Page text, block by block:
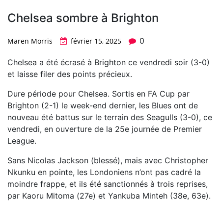
Chelsea sombre à Brighton
Maren Morris février 15, 2025 0
Chelsea a été écrasé à Brighton ce vendredi soir (3-0)
et laisse filer des points précieux.
Dure période pour Chelsea. Sortis en FA Cup par
Brighton (2-1) le week-end dernier, les Blues ont de
nouveau été battus sur le terrain des Seagulls (3-0), ce
vendredi, en ouverture de la 25e journée de Premier
League.
Sans Nicolas Jackson (blessé), mais avec Christopher
Nkunku en pointe, les Londoniens n’ont pas cadré la
moindre frappe, et ils été sanctionnés à trois reprises,
par Kaoru Mitoma (27e) et Yankuba Minteh (38e, 63e).